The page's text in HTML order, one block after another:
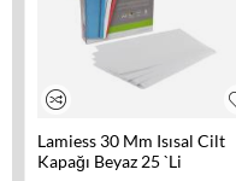
Lamiess 30 Mm Isısal Cilt
Kapağı Beyaz 25 `Li